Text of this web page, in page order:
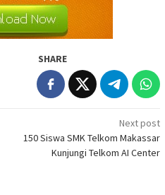
SHARE
Next post
150 Siswa SMK Telkom Makassar
Kunjungi Telkom AI Center